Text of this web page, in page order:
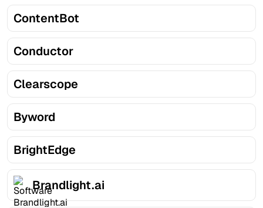
ContentBot
Conductor
Clearscope
Byword
BrightEdge
Brandlight.ai